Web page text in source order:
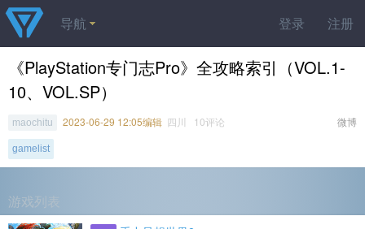
登录 注册
导航
《PlayStation专门志Pro》全攻略索引（VOL.1-
10、VOL.SP）
微博
maochitu 2023-06-29 12:05编辑 四川 10评论
gamelist
游戏列表